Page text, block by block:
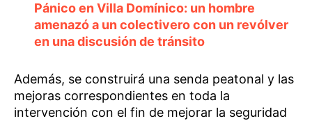
Pánico en Villa Domínico: un hombre
amenazó a un colectivero con un revólver
en una discusión de tránsito
Además, se construirá una senda peatonal y las
mejoras correspondientes en toda la
intervención con el fin de mejorar la seguridad